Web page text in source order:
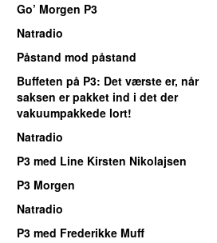
Go’ Morgen P3
Natradio
Påstand mod påstand
Buffeten på P3: Det værste er, når
saksen er pakket ind i det der
vakuumpakkede lort!
Natradio
P3 med Line Kirsten Nikolajsen
P3 Morgen
Natradio
P3 med Frederikke Muff